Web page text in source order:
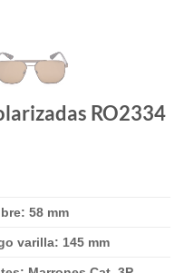
RO2334
58 mm
varilla: 145 mm